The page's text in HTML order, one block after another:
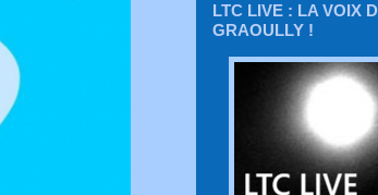
LTC LIVE : LA VOIX
GRAOULLY !